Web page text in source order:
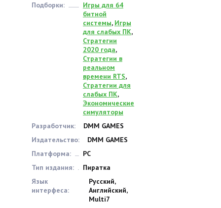
Подборки:
Игры для 64
битной
системы, Игры
для слабых ПК,
Стратегии
2020 года,
Стратегии в
реальном
времени RTS,
Стратегии для
слабых ПК,
Экономические
симуляторы
Разработчик:
DMM GAMES
Издательство:
DMM GAMES
Платформа:
PC
Тип издания:
Пиратка
Язык
интерфеса:
Русский,
Английский,
Multi7